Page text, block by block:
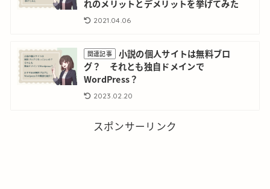
れのメリットとデメリットを挙げてみた
2021.04.06
関連記事
小説の個人サイトは無料ブロ
グ？ それとも独自ドメインで
WordPress？
2023.02.20
スポンサーリンク